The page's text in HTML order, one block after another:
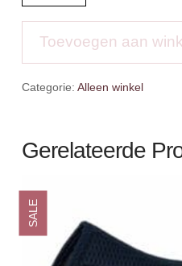
Toevoegen aan
Categorie: Alleen winkel
Gerelateerde
SALE